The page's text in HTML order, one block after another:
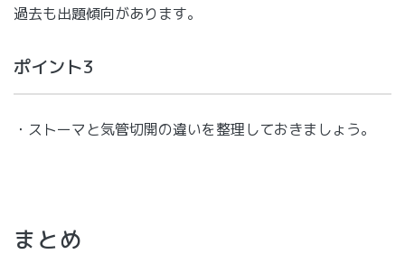
過去も出題傾向があります。
ポイント3
・ストーマと気管切開の違いを整理しておきましょう。
まとめ